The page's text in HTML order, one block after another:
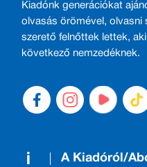
Kiadónk generációkat
olvasás örömével, olvasni
szerető felnőttek lettek,
következő nemzedéknek.
A Kiadóról/